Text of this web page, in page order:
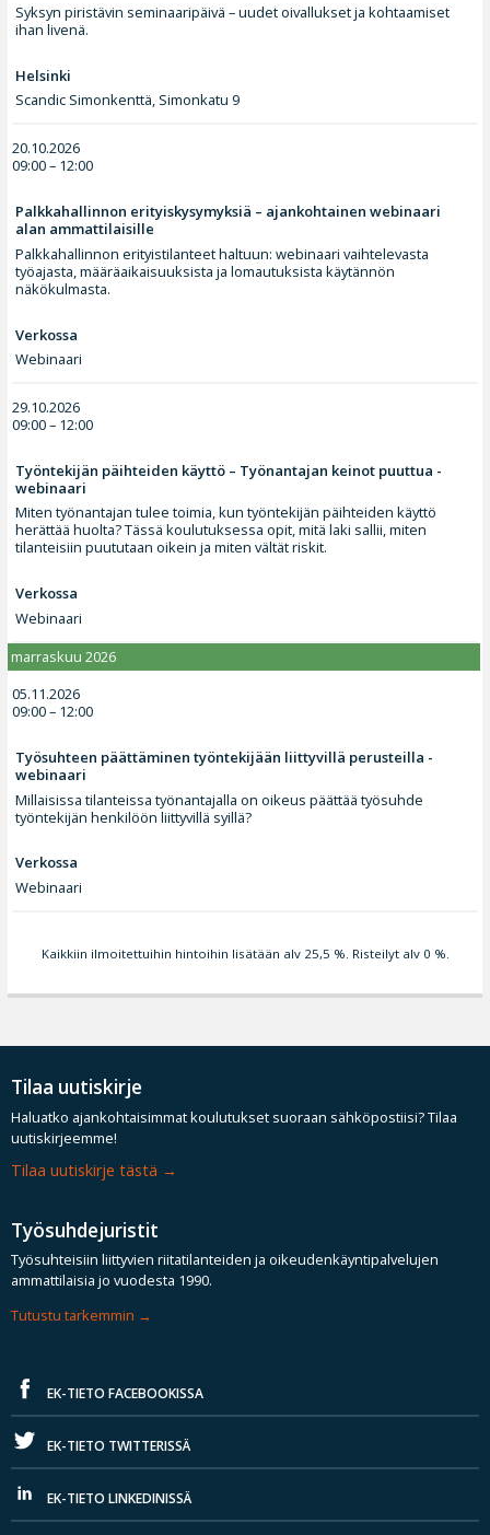
Syksyn piristävin seminaaripäivä – uudet oivallukset ja kohtaamiset
ihan livenä.
Helsinki
Scandic Simonkenttä, Simonkatu 9
20.10.2026
09:00 – 12:00
Palkkahallinnon erityiskysymyksiä – ajankohtainen webinaari
alan ammattilaisille
Palkkahallinnon erityistilanteet haltuun: webinaari vaihtelevasta
työajasta, määräaikaisuuksista ja lomautuksista käytännön
näkökulmasta.
Verkossa
Webinaari
29.10.2026
09:00 – 12:00
Työntekijän päihteiden käyttö – Työnantajan keinot puuttua -
webinaari
Miten työnantajan tulee toimia, kun työntekijän päihteiden käyttö
herättää huolta? Tässä koulutuksessa opit, mitä laki sallii, miten
tilanteisiin puututaan oikein ja miten vältät riskit.
Verkossa
Webinaari
marraskuu 2026
05.11.2026
09:00 – 12:00
Työsuhteen päättäminen työntekijään liittyvillä perusteilla -
webinaari
Millaisissa tilanteissa työnantajalla on oikeus päättää työsuhde
työntekijän henkilöön liittyvillä syillä?
Verkossa
Webinaari
Kaikkiin ilmoitettuihin hintoihin lisätään alv 25,5 %. Risteilyt alv 0 %.
Tilaa uutiskirje
Haluatko ajankohtaisimmat koulutukset suoraan sähköpostiisi? Tilaa
uutiskirjeemme!
Tilaa uutiskirje tästä
Työsuhdejuristit
Työsuhteisiin liittyvien riitatilanteiden ja oikeudenkäyntipalvelujen
ammattilaisia jo vuodesta 1990.
Tutustu tarkemmin
EK-TIETO FACEBOOKISSA
EK-TIETO TWITTERISSÄ
EK-TIETO LINKEDINISSÄ